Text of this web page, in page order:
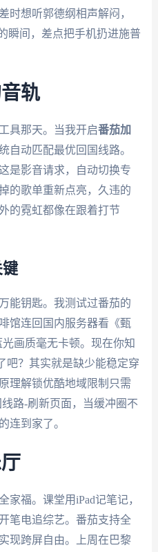
想听郭德纲相声解闷，
瞬间，差点把手机扔进施普
轨
具那天。当我开启番茄加
自动匹配最优回国线路。
是影音请求，自动切换专
的歌单重新点亮，久违的
的霓虹都像在跟着打节
能钥匙。我测试过番茄的
馆连回国内服务器看《甄
画质毫无卡顿。现在你知
吧？其实就是缺少能稳定穿
理解锁优酷地域限制只需
路-刷新页面，当缓冲圈不
连到家了。
家福。课堂用iPad记笔记，
笔电追综艺。番茄支持全
现跨屏自由。上周在巴黎